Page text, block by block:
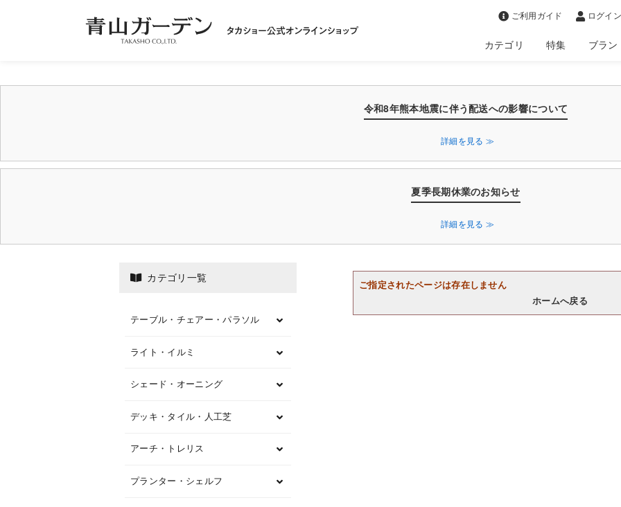
ご利用ガイド ログイ
カテゴリ 特集 ブラン
令和8年熊本地震に伴う配送への影響について
詳細を見る ≫
夏季長期休業のお知らせ
詳細を見る ≫
ご指定されたページは存在しません
ホームへ戻る
カテゴリ一覧
テーブル・チェアー・パラソル
ライト・イルミ
シェード・オーニング
デッキ・タイル・人工芝
アーチ・トレリス
プランター・シェルフ